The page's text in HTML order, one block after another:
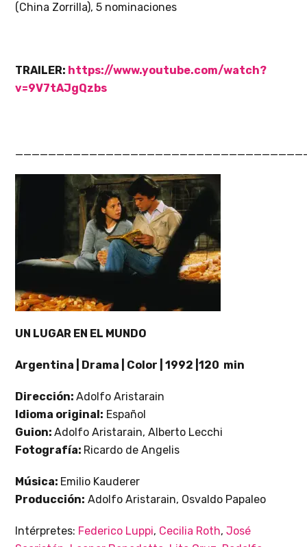
(China Zorrilla), 5 nominaciones
TRAILER: https://www.youtube.com/watch?
v=9V7tAJgQzbs
UN LUGAR EN EL MUNDO
Argentina | Drama | Color | 1992 |120 min
Dirección:Adolfo Aristarain
Idioma original: Español
Guion:Adolfo Aristarain, Alberto Lecchi
Fotografía: Ricardo de Angelis
Música: Emilio Kauderer
Producción: Adolfo Aristarain, Osvaldo Papaleo
Intérpretes: Federico Luppi, Cecilia Roth,José